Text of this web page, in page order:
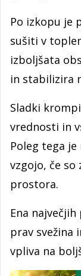
Po izkopu je
sušiti v
izboljšata
in stabilizira
Sladki
vrednosti in
Poleg tega
vzgojo, če
prostora.
Ena
prav svežina
vpliva na